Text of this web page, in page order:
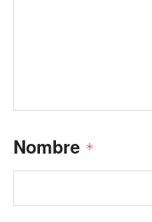
Nombre *